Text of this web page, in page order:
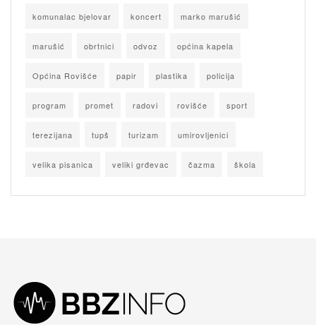
komunalac bjelovar koncert marko marušić
marušić obrtnici odvoz općina kapela
Općina Rovišće papir plastika policija
program promet radovi rovišće sport
terezijana tupš turizam umirovljenici
velika pisanica veliki grđevac čazma škola